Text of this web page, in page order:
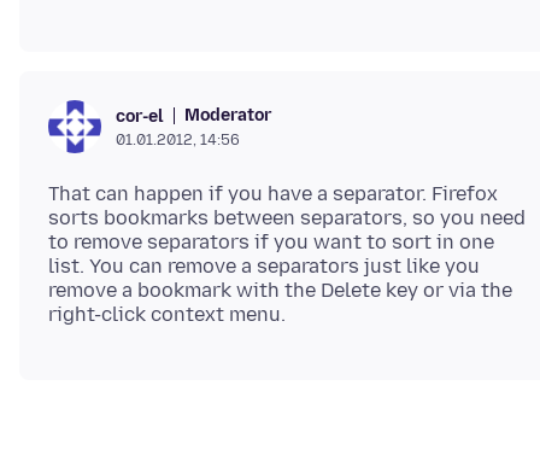
cor-el Moderator
01.01.2012, 14:56
That can happen if you have a separator. Firefox
sorts bookmarks between separators, so you need
to remove separators if you want to sort in one
list. You can remove a separators just like you
remove a bookmark with the Delete key or via the